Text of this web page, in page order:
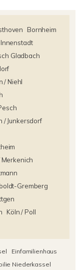
Bornheim
Innenstadt
Gladbach
/ Niehl
/ Junkersdorf
Merkenich
Gremberg
Köln / Poll
Einfamilienhaus
Niederkassel